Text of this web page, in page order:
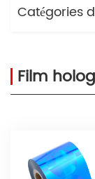
Catégories
Film